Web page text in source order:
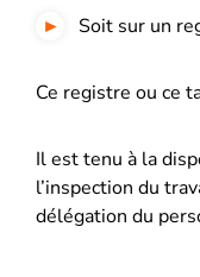
Soit sur un
Ce registre ou ce
Il est tenu à la
l’inspection du
délégation du